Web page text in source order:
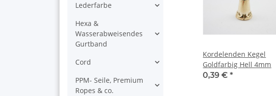
Kordelenden Kegel
Goldfarbig Hell 4mm
0,39 €*
Lederfarbe
Hexa &
Wasserabweisendes
Gurtband
Cord
PPM- Seile, Premium
Ropes & co.